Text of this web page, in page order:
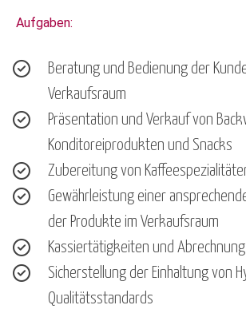
Aufgaben:
Beratung und Bedienung der
Verkaufsraum
Präsentation und Verkauf von
Konditoreiprodukten und Snacks
Zubereitung von
Gewährleistung einer
der Produkte im Verkaufsraum
Kassiertätigkeiten und Abrechnung
Sicherstellung der Einhaltung von
Qualitätsstandards